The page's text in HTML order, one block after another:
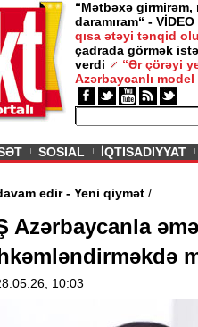
“Mətbəxə girmirəm,
daramıram“ - VİDEO
qısa ətəyi tənqid
çadrada görmək
verdi
“Ər çörəyi
Azərbaycanlı model
SOSIAL İQTISADIYYAT
davam edir - Yeni qiymət
Azərbaycanla
10:03